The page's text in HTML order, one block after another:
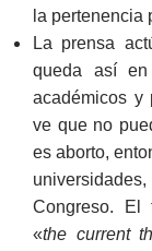
la pertenencia
La prensa
queda así
académicos y
ve que no
es aborto,
Congreso. El
«the current